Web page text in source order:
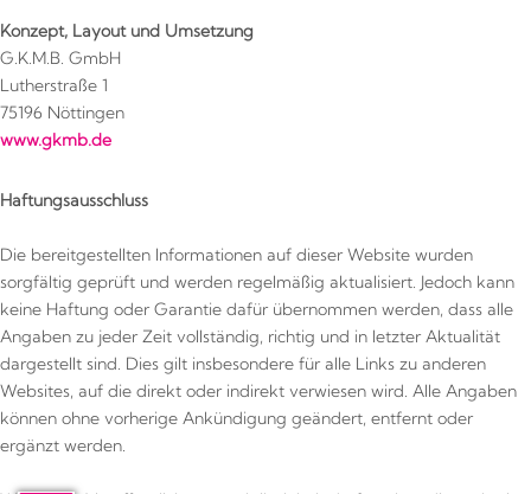
Konzept, Layout und Umsetzung
G.K.M.B. GmbH
Lutherstraße 1
75196 Nöttingen
www.gkmb.de
Haftungsausschluss
Die bereitgestellten Informationen auf dieser Website wurden
sorgfältig geprüft und werden regelmäßig aktualisiert. Jedoch kann
keine Haftung oder Garantie dafür übernommen werden, dass alle
Angaben zu jeder Zeit vollständig, richtig und in letzter Aktualität
dargestellt sind. Dies gilt insbesondere für alle Links zu anderen
Websites, auf die direkt oder indirekt verwiesen wird. Alle Angaben
können ohne vorherige Ankündigung geändert, entfernt oder
ergänzt werden.